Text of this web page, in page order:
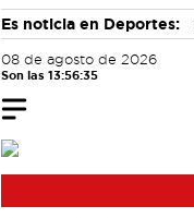
Es noticia en Deportes:
08 de agosto de 2026
Son las 13:56:36